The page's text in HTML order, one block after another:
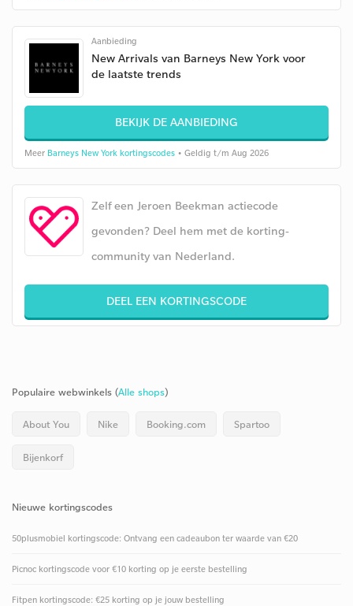
Aanbieding
New Arrivals van Barneys New York voor
de laatste trends
BEKIJK DE AANBIEDING
Meer Barneys New York kortingscodes • Geldig t/m Aug 2026
Zelf een Jeroen Beekman actiecode
gevonden? Deel hem met de korting-
community van Nederland.
DEEL EEN KORTINGSCODE
Populaire webwinkels (Alle shops)
About You Nike Booking.com Spartoo
Bijenkorf
Nieuwe kortingscodes
50plusmobiel kortingscode: Ontvang een cadeaubon ter waarde van €20
Picnoc kortingscode voor €10 korting op je eerste bestelling
Fitpen kortingscode: €25 korting op je jouw bestelling